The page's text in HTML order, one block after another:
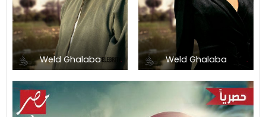
Weld Ghalaba Weld Ghalaba